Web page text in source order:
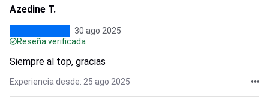
Azedine T.
30 ago 2025
Reseña verificada
Siempre al top, gracias
Experiencia desde: 25 ago 2025